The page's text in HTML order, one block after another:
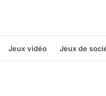
Jeux vidéo Jeux de